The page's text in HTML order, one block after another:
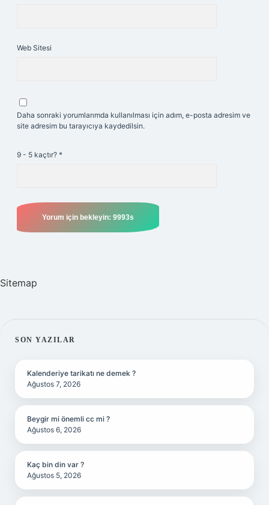
Web Sitesi
Daha sonraki yorumlarımda kullanılması için adım, e-posta adresim ve
site adresim bu tarayıcıya kaydedilsin.
9 - 5 kaçtır? *
Sitemap
SIDEBAR
SON YAZILAR
Kalenderiye tarikatı ne demek ?
Ağustos 7, 2026
Beygir mi önemli cc mi ?
Ağustos 6, 2026
Kaç bin din var ?
Ağustos 5, 2026